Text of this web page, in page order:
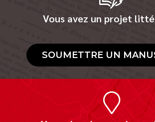
Vous avez un projet
SOUMETTRE UN